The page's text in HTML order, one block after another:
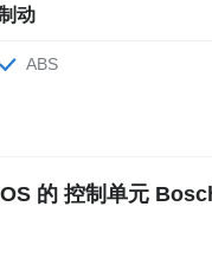
动
ABS
的 控制单元